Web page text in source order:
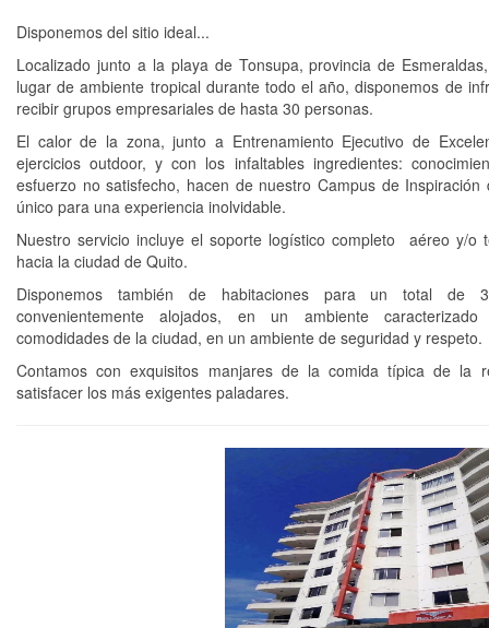
Disponemos del sitio ideal...
Localizado junto a la playa de Tonsupa, provincia de
lugar de ambiente tropical durante todo el año, disponemos de
recibir grupos empresariales de hasta 30 personas.
El calor de la zona, junto a Entrenamiento Ejecutivo de
ejercicios outdoor, y con los infaltables ingredientes:
esfuerzo no satisfecho, hacen de nuestro Campus de Inspiración
único para una experiencia inolvidable.
Nuestro servicio incluye el soporte logístico completo aéreo y/o
hacia la ciudad de Quito.
Disponemos también de habitaciones para un total de
convenientemente alojados, en un ambiente
comodidades de la ciudad, en un ambiente de seguridad y respeto.
Contamos con exquisitos manjares de la comida típica de la
satisfacer los más exigentes paladares.